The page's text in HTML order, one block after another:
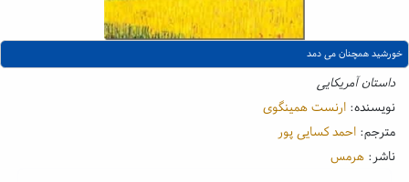
خورشید همچنان می دمد
داستان آمریکایی
نویسنده: ارنست همینگوی
مترجم: احمد کسایی پور
ناشر: هرمس